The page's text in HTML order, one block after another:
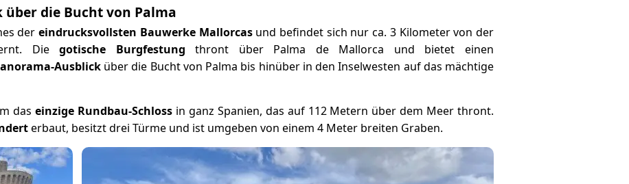
über die Bucht von Palma
dereindrucksvollsten Bauwerke Mallorcasund befindet sich nur ca. 3 Kilometer von der
Diegotische Burgfestung thront über Palma de Mallorca und bietet einen
Ausblicküber die Bucht von Palma bis hinüber in den Inselwesten auf das mächtige
daseinzige Rundbau-Schloss in ganz Spanien, das auf 112 Metern über dem Meer thront.
erbaut, besitzt drei Türme und ist umgeben von einem 4 Meter breiten Graben.